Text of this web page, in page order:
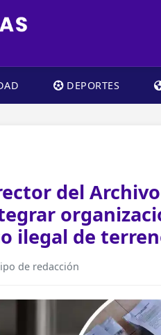
DEPORTES
del
ilegal de
de redacción